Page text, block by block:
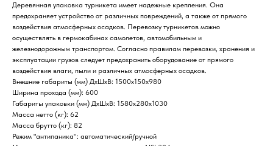
Деревянная упаковка турникета имеет надежные крепления. Она
предохраняет устройство от различных повреждений, а также от прямого
воздействия атмосферных осадков. Перевозку турникетов можно
осуществлять в гермокабинах самолетов, автомобильным и
железнодорожным транспортом. Согласно правилам перевозки, хранения и
эксплуатации грузов следует предохранить оборудование от прямого
воздействия влаги, пыли и различных атмосферных осадков.
Внешние габариты (мм) ДхШхВ: 1500х150х980
Ширина прохода (мм): 600
Габариты упаковки (мм) ДхШхВ: 1580х280х1030
Масса нетто (кг): 62
Масса брутто (кг): 82
Режим "антипаника": автоматический/ручной